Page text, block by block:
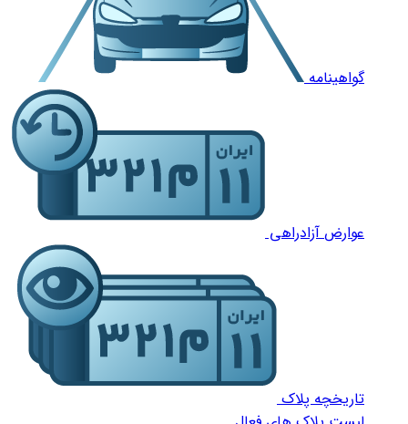
گواهینامه
عوارض آزادراهی
تاریخچه پلاک